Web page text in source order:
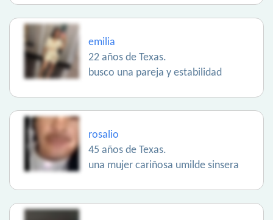
emilia
22 años de Texas.
busco una pareja y estabilidad
rosalio
45 años de Texas.
una mujer cariñosa umilde sinsera